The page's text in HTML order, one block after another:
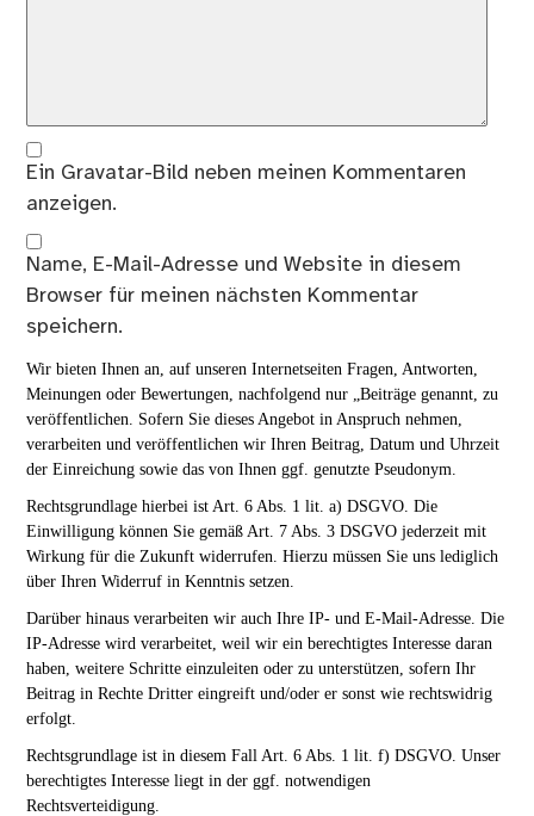
Ein Gravatar-Bild neben meinen Kommentaren
anzeigen.
Name, E-Mail-Adresse und Website in diesem
Browser für meinen nächsten Kommentar
speichern.
Wir bieten Ihnen an, auf unseren Internetseiten Fragen, Antworten,
Meinungen oder Bewertungen, nachfolgend nur „Beiträge genannt, zu
veröffentlichen. Sofern Sie dieses Angebot in Anspruch nehmen,
verarbeiten und veröffentlichen wir Ihren Beitrag, Datum und Uhrzeit
der Einreichung sowie das von Ihnen ggf. genutzte Pseudonym.
Rechtsgrundlage hierbei ist Art. 6 Abs. 1 lit. a) DSGVO. Die
Einwilligung können Sie gemäß Art. 7 Abs. 3 DSGVO jederzeit mit
Wirkung für die Zukunft widerrufen. Hierzu müssen Sie uns lediglich
über Ihren Widerruf in Kenntnis setzen.
Darüber hinaus verarbeiten wir auch Ihre IP- und E-Mail-Adresse. Die
IP-Adresse wird verarbeitet, weil wir ein berechtigtes Interesse daran
haben, weitere Schritte einzuleiten oder zu unterstützen, sofern Ihr
Beitrag in Rechte Dritter eingreift und/oder er sonst wie rechtswidrig
erfolgt.
Rechtsgrundlage ist in diesem Fall Art. 6 Abs. 1 lit. f) DSGVO. Unser
berechtigtes Interesse liegt in der ggf. notwendigen
Rechtsverteidigung.